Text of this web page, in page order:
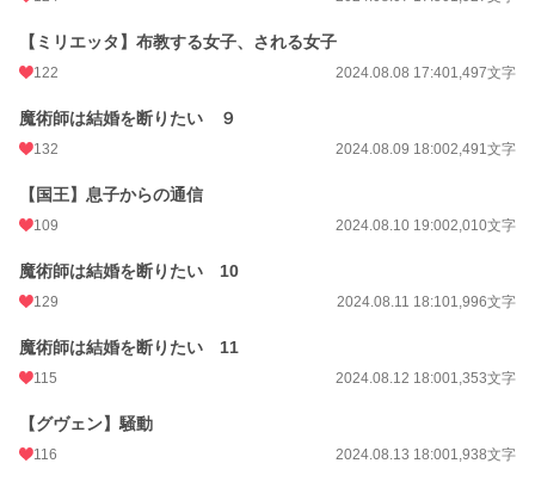
【ミリエッタ】布教する女子、される女子
122 2024.08.08 17:401,497文字
魔術師は結婚を断りたい ９
132 2024.08.09 18:002,491文字
【国王】息子からの通信
109 2024.08.10 19:002,010文字
魔術師は結婚を断りたい 10
129 2024.08.11 18:101,996文字
魔術師は結婚を断りたい 11
115 2024.08.12 18:001,353文字
【グヴェン】騒動
116 2024.08.13 18:001,938文字